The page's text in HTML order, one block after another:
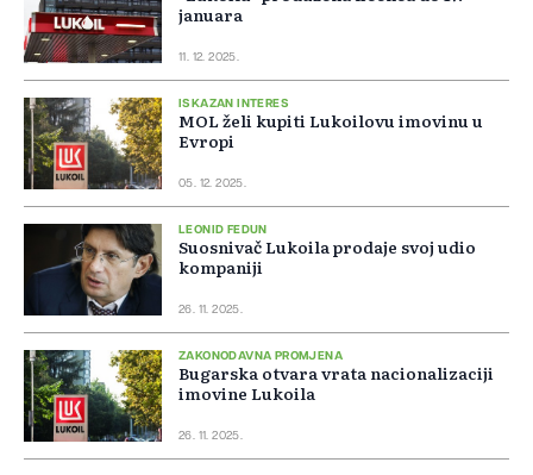
januara
11. 12. 2025.
ISKAZAN INTERES
MOL želi kupiti Lukoilovu imovinu u
Evropi
05. 12. 2025.
LEONID FEDUN
Suosnivač Lukoila prodaje svoj udio
kompaniji
26. 11. 2025.
ZAKONODAVNA PROMJENA
Bugarska otvara vrata nacionalizaciji
imovine Lukoila
26. 11. 2025.